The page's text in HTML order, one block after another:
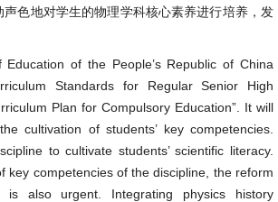
声色地对学生的物理学科核心素养进行培养，发
Education of the People’s Republic of China
Standards for Regular Senior High
Plan for Compulsory Education”. It will
cultivation of students’ key competencies.
to cultivate students’ scientific literacy.
key competencies of the discipline, the reform
is also urgent. Integrating physics history